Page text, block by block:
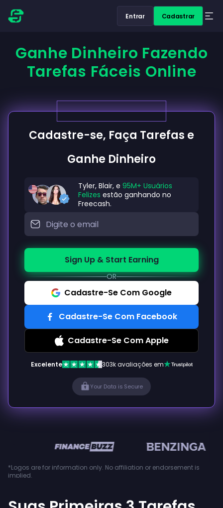
Entrar Cadastrar
Ganhe Dinheiro Fazendo
Tarefas Fáceis Online
Cadastre-se, Faça Tarefas e
Ganhe Dinheiro
Tyler, Blair, e 95M+ Usuários
Felizes estão ganhando no
Freecash.
Sign Up & Start Earning
OR
Cadastre-Se Com Google
Cadastre-Se Com Facebook
Cadastre-Se Com Apple
Excelente 303k avaliações em
Your Data is Secure
*Logos are for information only. No affiliation or endorsement is
implied.